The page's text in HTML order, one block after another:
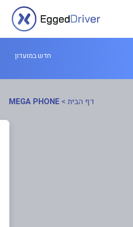
חדש במועדון
דף הבית >
MEGA PHONE